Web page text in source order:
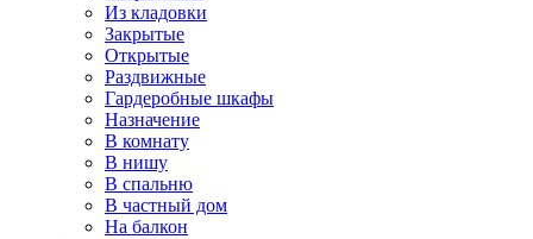
Из кладовки
Закрытые
Открытые
Раздвижные
Гардеробные шкафы
Назначение
В комнату
В нишу
В спальню
В частный дом
На балкон